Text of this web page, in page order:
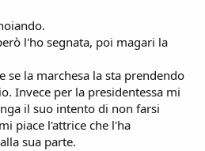
l'ho segnata, poi magari la
se la marchesa la sta prendendo
Invece per la presidentessa mi
il suo intento di non farsi
piace l'attrice che l'ha
sua parte.